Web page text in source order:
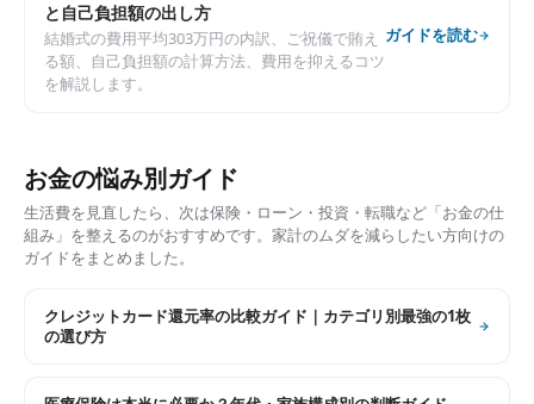
と自己負担額の出し方
結婚式の費用平均303万円の内訳、ご祝儀で賄え
る額、自己負担額の計算方法、費用を抑えるコツ
を解説します。
ガイドを読む
お金の悩み別ガイド
生活費を見直したら、次は保険・ローン・投資・転職など「お金の仕
組み」を整えるのがおすすめです。家計のムダを減らしたい方向けの
ガイドをまとめました。
クレジットカード還元率の比較ガイド｜カテゴリ別最強の1枚
の選び方